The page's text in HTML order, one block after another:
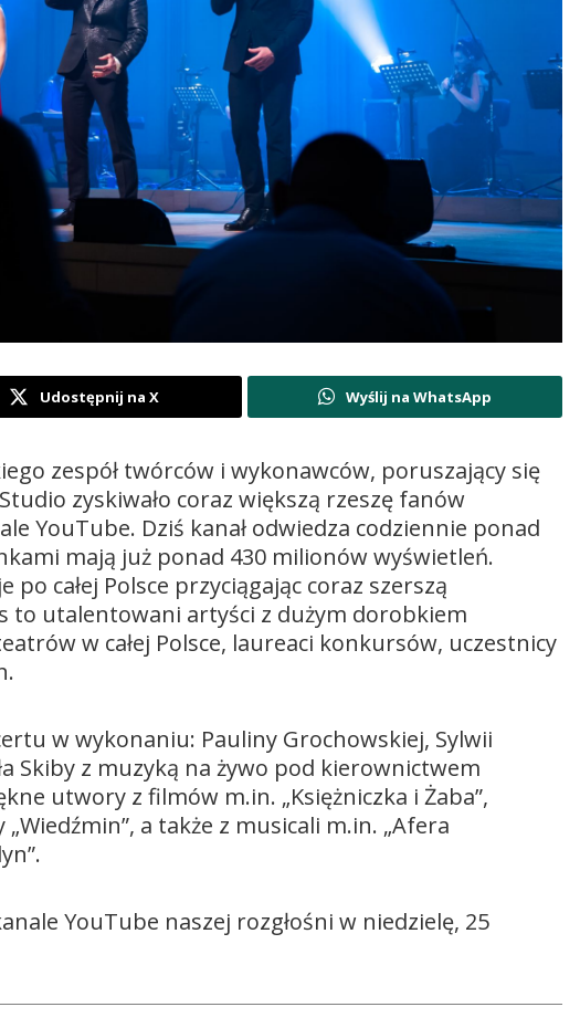
Udostępnij na X Wyślij na WhatsApp
zespół twórców i wykonawców, poruszający się
zyskiwało coraz większą rzeszę fanów
YouTube. Dziś kanał odwiedza codziennie ponad
mają już ponad 430 milionów wyświetleń.
całej Polsce przyciągając coraz szerszą
to utalentowani artyści z dużym dorobkiem
w całej Polsce, laureaci konkursów, uczestnicy
w wykonaniu: Pauliny Grochowskiej, Sylwii
Skiby z muzyką na żywo pod kierownictwem
utwory z filmów m.in. „Księżniczka i Żaba”,
„Wiedźmin”, a także z musicali m.in. „Afera
YouTube naszej rozgłośni w niedzielę, 25